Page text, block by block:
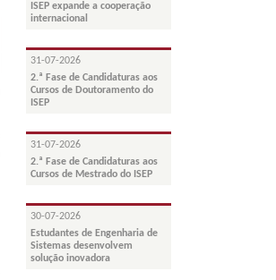
ISEP expande a cooperação
internacional
31-07-2026
2.ª Fase de Candidaturas aos
Cursos de Doutoramento do
ISEP
31-07-2026
2.ª Fase de Candidaturas aos
Cursos de Mestrado do ISEP
30-07-2026
Estudantes de Engenharia de
Sistemas desenvolvem
solução inovadora